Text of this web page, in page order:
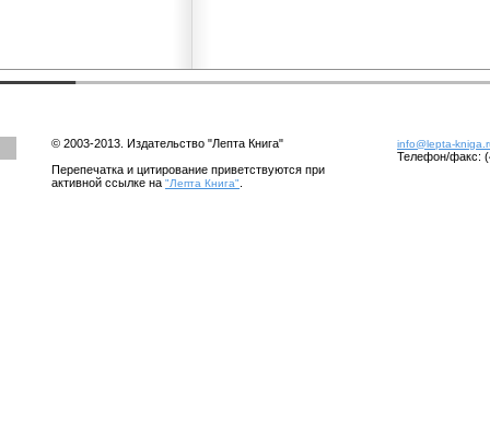
© 2003-2013. Издательство "Лепта Книга"
Перепечатка и цитирование приветствуются при
активной ссылке на "Лепта Книга"
info@lepta-
Телефон/факс: